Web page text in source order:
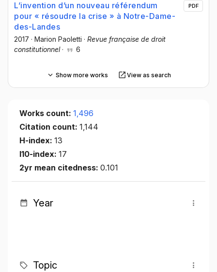
L’invention d’un nouveau référendum
pour « résoudre la crise » à Notre-Dame-
des-Landes
2017 · Marion Paoletti · Revue française de droit
constitutionnel· 6
PDF
Show more works View as search
Works count: 1,496
Citation count: 1,144
H-index: 13
I10-index: 17
2yr mean citedness: 0.101
Year
Topic